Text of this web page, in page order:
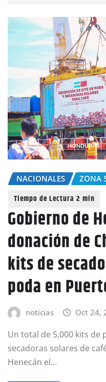
NACIONALES ZONA
Gobierno de
donación de
kits de
poda en
noticias Oct 24,
Un total de 5,000 kits de
secadoras solares de
Henecán el…